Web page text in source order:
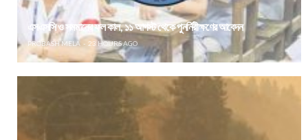
এসএসসি ও সমমানের ফল কাল, ১১ আগস্ট থেকে পুনর্নিরীক্ষণের আবেদন
PROBASH MELA 23 HOURS AGO